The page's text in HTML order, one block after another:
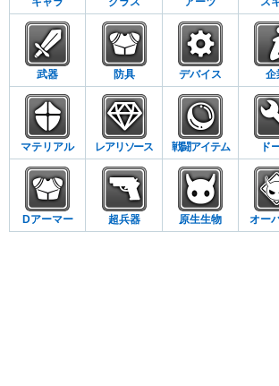
武器 防具 デバイス 企
マテリアル レアリソース 戦闘アイテム ド
Dアーマー 超兵器 原生生物 オー